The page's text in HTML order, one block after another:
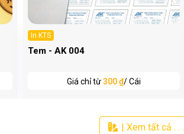
In KTS
Tem - AK 004
Giá chỉ từ300 ₫/ Cái
| Xem tất cả . . .